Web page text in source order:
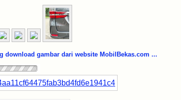
download gambar dari website MobilBekas.com ...